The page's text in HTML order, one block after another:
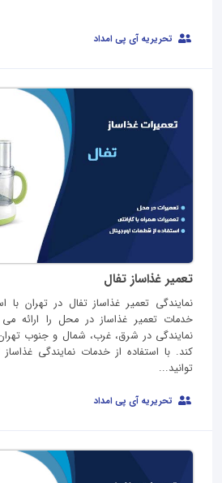
تحریریه آی پی امداد
تعمیر غذاساز تفال
نمایندگی تعمیر غذاساز تفال در تهران با
خدمات تعمیر غذاساز در محل را ارائه
نمایندگی در شرق، غرب، شمال و جنوب
کند. با استفاده از خدمات نمایندگی
توانید...
تحریریه آی پی امداد